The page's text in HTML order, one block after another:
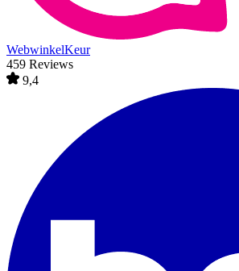
WebwinkelKeur
459 Reviews
9,4